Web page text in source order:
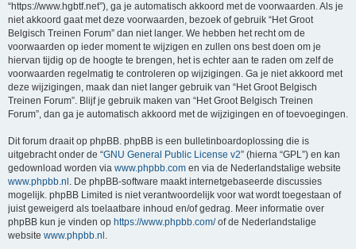
“https://www.hgbtf.net”), ga je automatisch akkoord met de voorwaarden. Als je
niet akkoord gaat met deze voorwaarden, bezoek of gebruik “Het Groot
Belgisch Treinen Forum” dan niet langer. We hebben het recht om de
voorwaarden op ieder moment te wijzigen en zullen ons best doen om je
hiervan tijdig op de hoogte te brengen, het is echter aan te raden om zelf de
voorwaarden regelmatig te controleren op wijzigingen. Ga je niet akkoord met
deze wijzigingen, maak dan niet langer gebruik van “Het Groot Belgisch
Treinen Forum”. Blijf je gebruik maken van “Het Groot Belgisch Treinen
Forum”, dan ga je automatisch akkoord met de wijzigingen en of toevoegingen.
Dit forum draait op phpBB. phpBB is een bulletinboardoplossing die is
uitgebracht onder de “GNU General Public License v2” (hierna “GPL”) en kan
gedownload worden via www.phpbb.com en via de Nederlandstalige website
www.phpbb.nl . De phpBB-software maakt internetgebaseerde discussies
mogelijk. phpBB Limited is niet verantwoordelijk voor wat wordt toegestaan of
juist geweigerd als toelaatbare inhoud en/of gedrag. Meer informatie over
phpBB kun je vinden op https://www.phpbb.com/of de Nederlandstalige
website www.phpbb.nl .